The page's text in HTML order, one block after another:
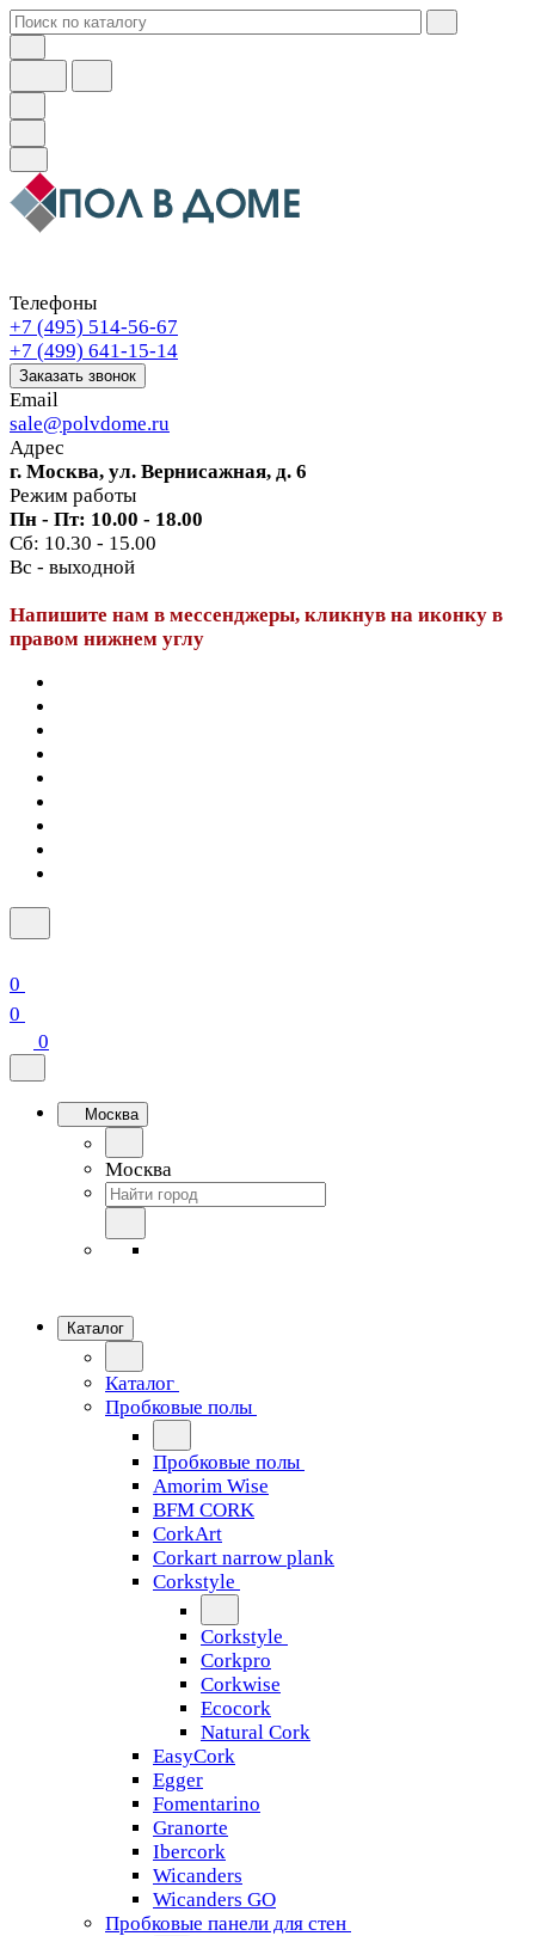
Телефоны
+7 (495) 514-56-67
+7 (499) 641-15-14
Заказать звонок
Email
sale@polvdome.ru
Адрес
г. Москва, ул. Вернисажная, д. 6
Режим работы
Пн - Пт: 10.00 - 18.00
Сб: 10.30 - 15.00
Вс - выходной
Напишите нам в мессенджеры, кликнув на иконку в
правом нижнем углу
0
0
0
Москва
Москва
Каталог
Каталог
Пробковые полы
Пробковые полы
Amorim Wise
BFM CORK
CorkArt
Corkart narrow plank
Corkstyle
Corkstyle
Corkpro
Corkwise
Ecocork
Natural Cork
EasyCork
Egger
Fomentarino
Granorte
Ibercork
Wicanders
Wicanders GO
Пробковые панели для стен